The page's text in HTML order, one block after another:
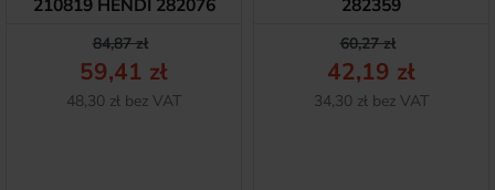
210819 HENDI 282076
Cena podstawowa
84,87 zł
Cena
59,41 zł
Netto
48,30 zł bez VAT
282359
Cena
60,27 zł
Cena
42,19 zł
Netto
34,30 zł bez VAT